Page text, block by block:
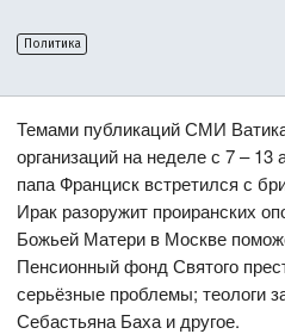
Политика
Темами публикаций СМИ
организаций на неделе с 7 – 13
папа Франциск встретился с
Ирак разоружит проиранских
Божьей Матери в Москве
Пенсионный фонд Святого
серьёзные проблемы; теологи
Себастьяна Баха и другое.